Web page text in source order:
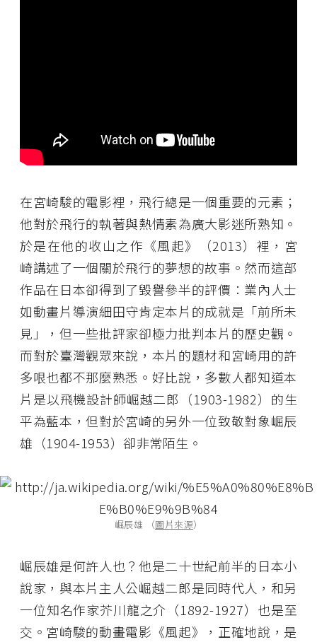
在宮崎駿的電影裡，飛行總是一個重要的元素；
他對於飛行的執著與熱情素為廣大影迷所熟知。
於是在他的收山之作《風起》（2013）裡，宮
崎講述了一個關於飛行的夢想的故事。然而這部
作品在日本卻得到了毀譽參半的評價：業內人士
如動畫片導演細田守肯定本片的成就是「前所未
見」，但一些批評家卻極力批判本片的歷史觀。
而對於臺灣觀眾來說，本片的題材和宮崎用的許
多哏也都不那麼熟悉。好比說，多數人都知道本
片是以飛機設計師崛越二郎（1903-1982）的生
平為藍本，但對於宮崎的另外一位致敬對象崛辰
雄（1904-1953）卻非常陌生。
崛辰雄 （圖片來源）
崛辰雄是何許人也？他是二十世紀前半的日本小
說家，與本片主人公崛越二郎是同時代人，和另
一位知名作家芥川龍之介（1892-1927）也是至
交。宮崎駿的動畫電影《風起》，正確地說，是